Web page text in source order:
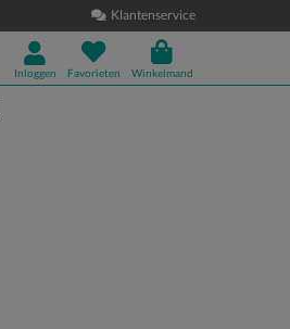
Klantenservice
Inloggen Favorieten Winkelmand